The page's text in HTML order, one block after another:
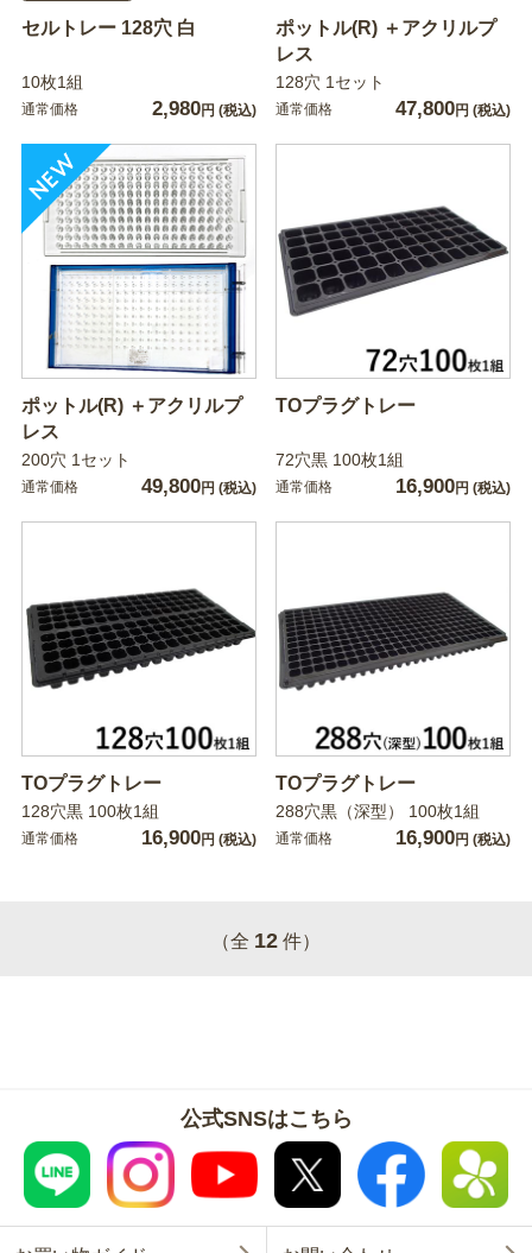
セルトレー 128穴 白
10枚1組
通常価格 2,980円 (税込)
ポットル(R) ＋アクリルプ
レス
128穴 1セット
通常価格 47,800円 (税込)
ポットル(R) ＋アクリルプ
レス
200穴 1セット
通常価格 49,800円 (税込)
TOプラグトレー
72穴黒 100枚1組
通常価格 16,900円 (税込)
TOプラグトレー
128穴黒 100枚1組
通常価格 16,900円 (税込)
TOプラグトレー
288穴黒（深型） 100枚1組
通常価格 16,900円 (税込)
（全 12 件）
公式SNSはこちら